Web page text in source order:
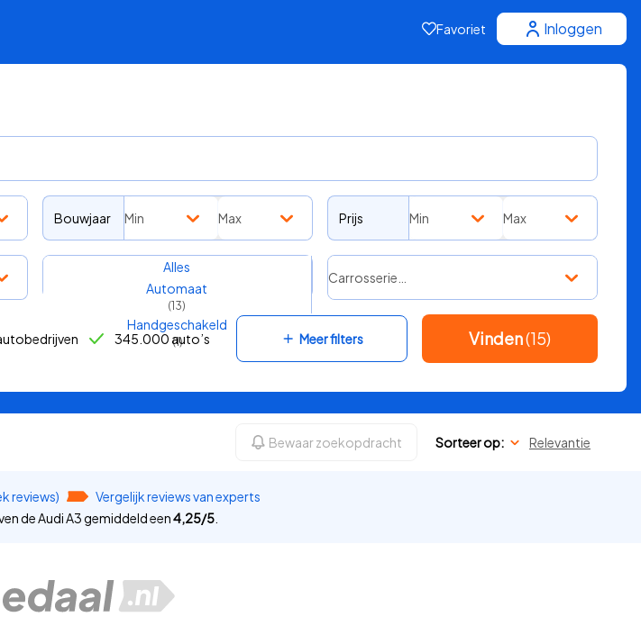
Favoriet Inloggen
Bouwjaar Min Max Prijs Min Max
Transmissie
Alles
Automaat
(13)
Handgeschakeld
(1)
Carrosserie…
Meer filters Vinden(15)
345.000 auto’s
Bewaar zoekopdracht Sorteer op: Relevantie
reviews)
Vergelijk reviews van experts
de Audi A3 gemiddeld een4,25/5.